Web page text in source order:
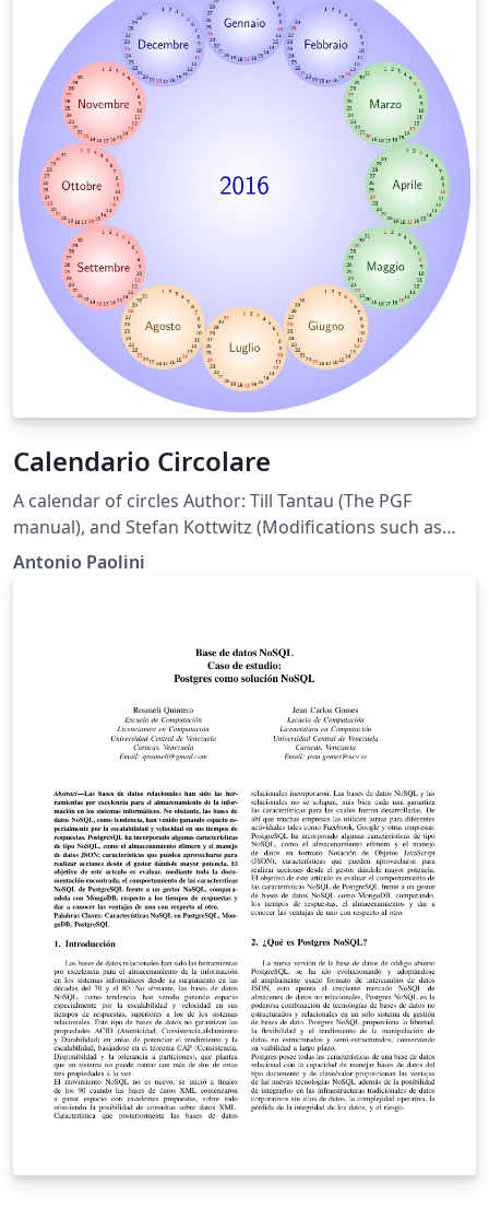
Calendario Circolare
A calendar of circles Author: Till Tantau (The PGF
manual), and Stefan Kottwitz (Modifications such as
shaded circles and color) and Antonio Paolini (modified
Antonio Paolini